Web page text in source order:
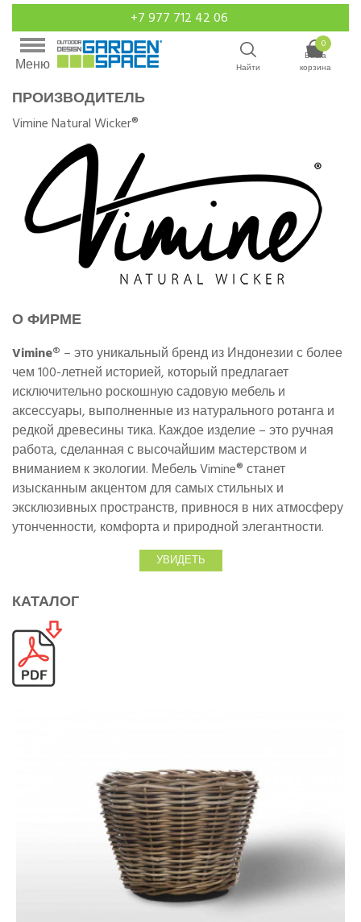
+7 977 712 42 06
Меню Найти
0
Ваша
корзина
ПРОИЗВОДИТЕЛЬ
Vimine Natural Wicker®
О ФИРМЕ
Vimine® – это уникальный бренд из Индонезии с более
чем 100-летней историей, который предлагает
исключительно роскошную садовую мебель и
аксессуары, выполненные из натурального ротанга и
редкой древесины тика. Каждое изделие – это ручная
работа, сделанная с высочайшим мастерством и
вниманием к экологии. Мебель Vimine® станет
изысканным акцентом для самых стильных и
эксклюзивных пространств, привнося в них атмосферу
утонченности, комфорта и природной элегантности.
УВИДЕТЬ
КАТАЛОГ